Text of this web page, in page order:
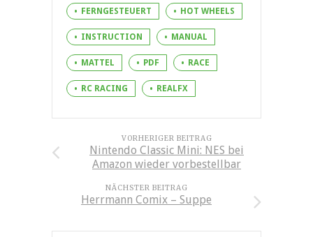
FERNGESTEUERT HOT WHEELS
INSTRUCTION MANUAL
MATTEL PDF RACE
RC RACING REALFX
VORHERIGER BEITRAG
Nintendo Classic Mini: NES bei
Amazon wieder vorbestellbar
NÄCHSTER BEITRAG
Herrmann Comix – Suppe